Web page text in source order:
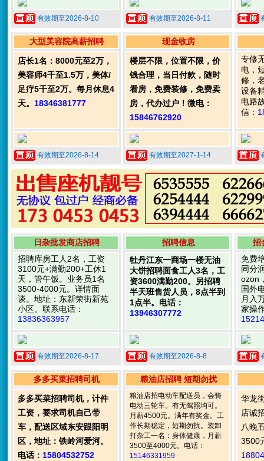
有效期至2026-8-10 有效期至2026-8-11
大型美容院高薪招聘
店长1名：8000元至2万，
美容师4千至1.5万，美体/
足疗5千至2万。每月休息4
天。 18346381777
有效期至2026-8-14
现金收房
楼层不限，位置不限，价
钱合理，当日付款，随时
看房，免费装修，免费卖
房，代办过户！微电：
15846762920
有效期至2027-1-14
专修
电，
修，
设备
电路
信：
日杂批发商店招聘
招聘库房工人2名，工资
3100元+满勤200+工休1
天，管午饭。业务员1名
3500-4000元。详情面
谈。地址：东新荣街新苑
小区。联系电话：
13836363957
有效期至2026-8-17
招聘信息
牡丹江东一商场一楼无油
大饼招聘面食工人3名，工
资3600满勤200。另招聘
半天班售货人员，8点半到
1点半。电话：
13946307772
有效期至2026-8-8
招
免费
同分
ozon
国外
月入
家操
多多买菜招聘司机
多多买菜招聘司机，计件
工资，要求司机自己带
车，配送区域东安跟阳明
区，地址：铁岭河爱河。
电话： 15804532752
粮油店招聘 短期勿扰
粮油店招电动车配送员，会骑
电动三轮车。有无驾照均可。
月薪4500元。满年有奖金。工
作长期稳定，短期勿扰。装卸
打杂工一名：身体健康，月薪
3500至4000元。电话：
15146331959
华龙
店诚
八晚
3500